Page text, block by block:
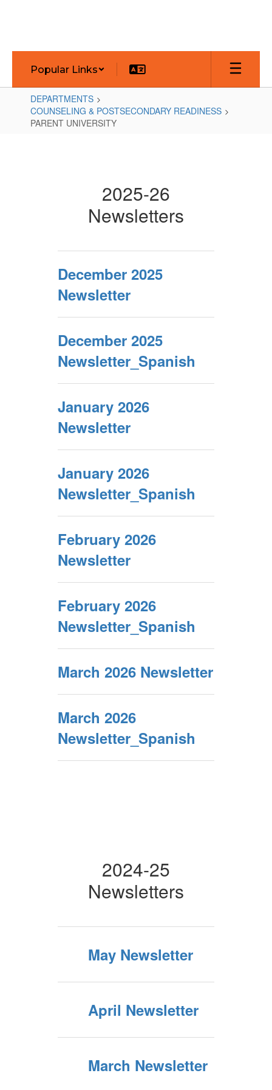
Popular Links
DEPARTMENTS
COUNSELING & POSTSECONDARY READINESS
PARENT UNIVERSITY
2025-26
Newsletters
December 2025
Newsletter
December 2025
Newsletter_Spanish
January 2026
Newsletter
January 2026
Newsletter_Spanish
February 2026
Newsletter
February 2026
Newsletter_Spanish
March 2026 Newsletter
March 2026
Newsletter_Spanish
2024-25
Newsletters
May Newsletter
April Newsletter
March Newsletter